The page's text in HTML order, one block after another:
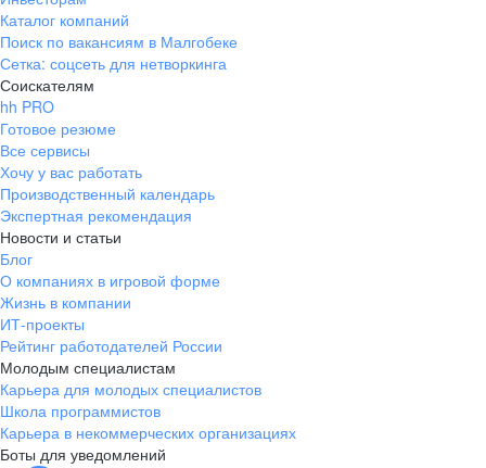
Каталог компаний
Поиск по вакансиям в Малгобеке
Сетка: соцсеть для нетворкинга
Соискателям
hh PRO
Готовое резюме
Все сервисы
Хочу у вас работать
Производственный календарь
Экспертная рекомендация
Новости и статьи
Блог
О компаниях в игровой форме
Жизнь в компании
ИТ-проекты
Рейтинг работодателей России
Молодым специалистам
Карьера для молодых специалистов
Школа программистов
Карьера в некоммерческих организациях
Боты для уведомлений